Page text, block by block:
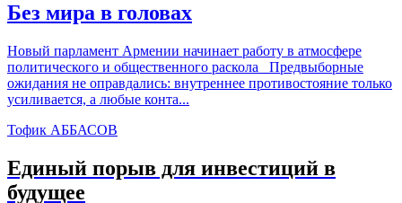
Без мира в головах
Новый парламент Армении начинает работу в атмосфере
политического и общественного раскола Предвыборные
ожидания не оправдались: внутреннее противостояние только
усиливается, а любые конта...
Тофик АББАСОВ
Единый порыв для инвестиций в
будущее